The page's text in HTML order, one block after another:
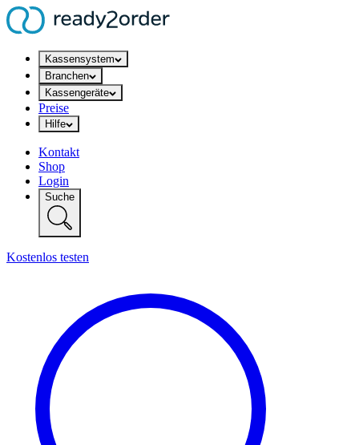
Kassensystem
Branchen
Kassengeräte
Preise
Hilfe
Kontakt
Shop
Login
Suche
Kostenlos testen